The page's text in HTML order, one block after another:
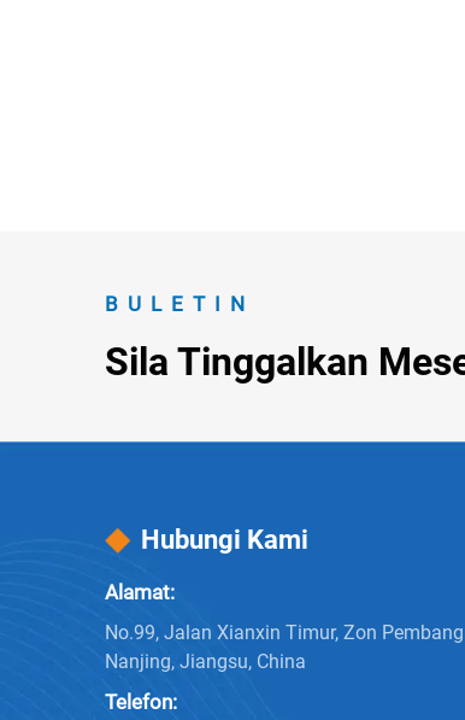
BULETIN
Sila Tinggalkan
Hubungi Kami
Alamat:
No.99, Jalan Xianxin Timur, Zon
Nanjing, Jiangsu, China
Telefon: